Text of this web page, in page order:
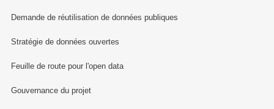
Demande de réutilisation de données publiques
Stratégie de données ouvertes
Feuille de route pour l'open data
Gouvernance du projet